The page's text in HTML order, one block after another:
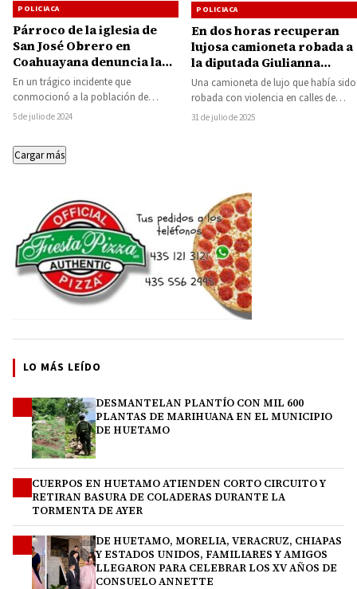
POLICIACA
Párroco de la iglesia de
San José Obrero en
Coahuayana denuncia la
explosión ante Fiscalía
En un trágico incidente que
conmocionó a la población de
Coahuayana, la iglesia de San José
5 de julio de 2024
POLICIACA
En dos horas recuperan
lujosa camioneta robada a
la diputada Giulianna
Bugarini en Morelia
Una camioneta de lujo que había sido
robada con violencia en calles de
Morelia fue recuperada dos horas…
31 de julio de 2025
Cargar más
LO MÁS LEÍDO
DESMANTELAN PLANTÍO CON MIL 600
PLANTAS DE MARIHUANA EN EL MUNICIPIO
DE HUETAMO
CUERPOS EN HUETAMO ATIENDEN CORTO CIRCUITO Y
RETIRAN BASURA DE COLADERAS DURANTE LA
TORMENTA DE AYER
DE HUETAMO, MORELIA, VERACRUZ, CHIAPAS
Y ESTADOS UNIDOS, FAMILIARES Y AMIGOS
LLEGARON PARA CELEBRAR LOS XV AÑOS DE
CONSUELO ANNETTE